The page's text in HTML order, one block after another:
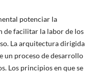
potenciar la
de facilitar la labor de los
La arquitectura dirigida
un proceso de desarrollo
Los principios en que se